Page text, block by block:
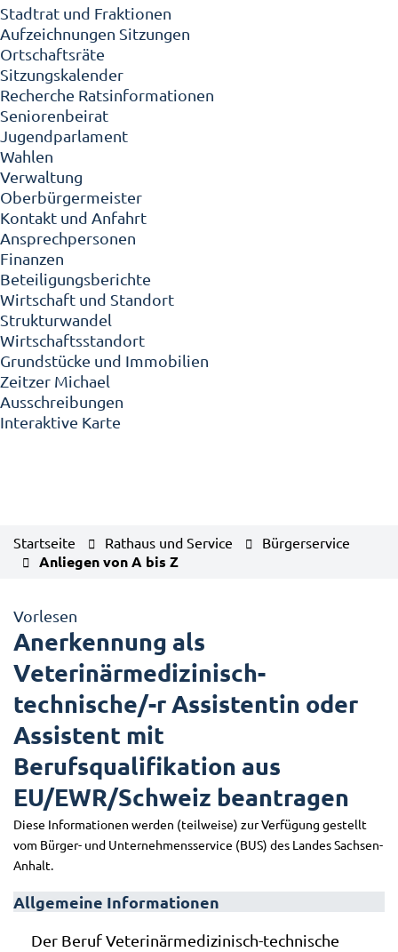
Stadtrat und Fraktionen
Aufzeichnungen Sitzungen
Ortschaftsräte
Sitzungskalender
Recherche Ratsinformationen
Seniorenbeirat
Jugendparlament
Wahlen
Verwaltung
Oberbürgermeister
Kontakt und Anfahrt
Ansprechpersonen
Finanzen
Beteiligungsberichte
Wirtschaft und Standort
Strukturwandel
Wirtschaftsstandort
Grundstücke und Immobilien
Zeitzer Michael
Ausschreibungen
Interaktive Karte
Startseite Rathaus und Service Bürgerservice
Anliegen von A bis Z
Vorlesen
Anerkennung als
Veterinärmedizinisch-
technische/-r Assistentin oder
Assistent mit
Berufsqualifikation aus
EU/EWR/Schweiz beantragen
Diese Informationen werden (teilweise) zur Verfügung gestellt
vom Bürger- und Unternehmensservice (BUS) des Landes Sachsen-
Anhalt.
Allgemeine Informationen
Der Beruf Veterinärmedizinisch-technische